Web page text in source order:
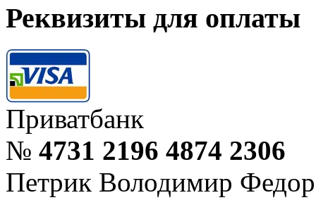
Реквизиты для оплаты
Приватбанк
№ 4731 2196 4874 2306
Петрик Володимир